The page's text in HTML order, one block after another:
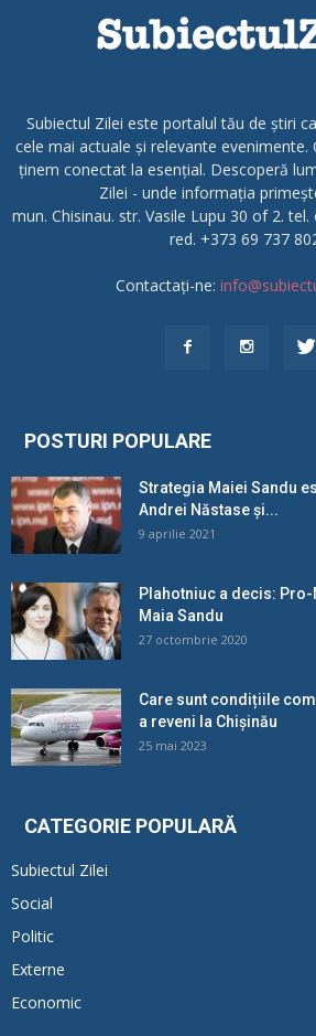
Subiectul Zilei este portalul tău de știri
cele mai actuale și relevante
ținem conectat la esențial. Descoperă
Zilei - unde informația
mun. Chisinau. str. Vasile Lupu 30 of 2.
red. +373 69 737
Contactați-ne:
POSTURI POPULARE
Strategia Maiei Sandu
Andrei Năstase și...
9 aprilie 2021
Plahotniuc a decis:
Maia Sandu
27 octombrie 2020
Care sunt condițiile
a reveni la Chișinău
25 mai 2023
CATEGORIE POPULARĂ
Subiectul Zilei
Social
Politic
Externe
Economic